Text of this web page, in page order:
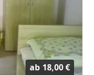
ab 18,00 €